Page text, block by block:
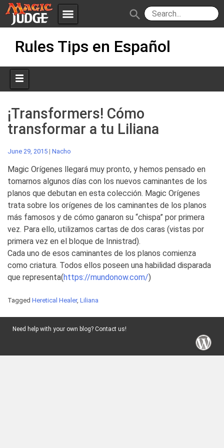
menu
Apps JudgeApps
Forum
Judges
Policies IPG
JAR
search
Rules Tips en Español
¡Transformers! Cómo
transformar a tu Liliana
June 29, 2015 | Nacho
Magic Orígenes llegará muy pronto, y hemos pensado en
tomarnos algunos días con los nuevos caminantes de los
planos que debutan en esta colección. Magic Orígenes
trata sobre los orígenes de los caminantes de los planos
más famosos y de cómo ganaron su “chispa” por primera
vez. Para ello, utilizamos cartas de dos caras (vistas por
primera vez en el bloque de Innistrad).
Cada uno de esos caminantes de los planos comienza
como criatura. Todos ellos poseen una habilidad disparada
que representa(https://mundonow.com/)
Tagged Heretical Healer, Liliana
Need help with your own blog? Contact us!